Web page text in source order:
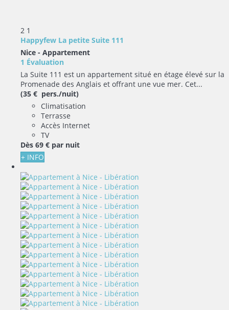
2 1
Happyfew La petite Suite 111
Nice - Appartement
1 Évaluation
La Suite 111 est un appartement situé en étage élevé sur la
Promenade des Anglais et offrant une vue mer. Cet...
(35 € pers./nuit)
Climatisation
Terrasse
Accès Internet
TV
Dès 69 € par nuit
+ INFO